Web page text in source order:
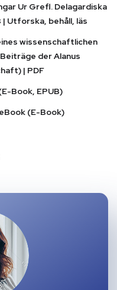
Ur Grefl. Delagardiska
Utforska, behåll, läs
wissenschaftlichen
der Alanus
| PDF
Book, EPUB)
eBook (E-Book)